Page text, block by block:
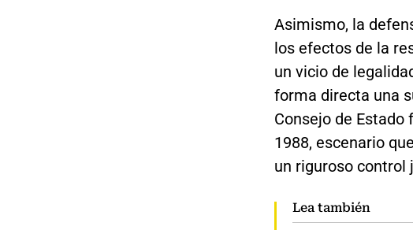
Asimismo, la
los efectos de la
un vicio de
forma directa una
Consejo de
1988, escenario
un riguroso control
Lea también